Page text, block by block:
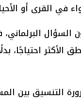
في القرى أو
السؤال
احتياجًا،
التنسيق بين